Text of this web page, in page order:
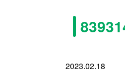
2023.02.18